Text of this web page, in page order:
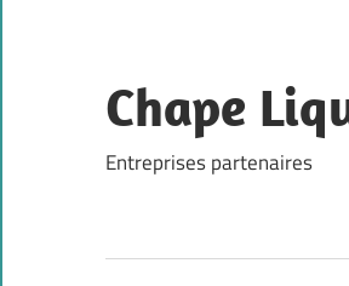
content
Chape
Entreprises partenaires